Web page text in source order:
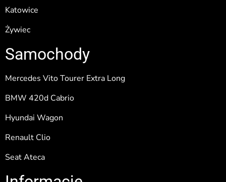
Katowice
Żywiec
Samochody
Mercedes Vito Tourer Extra Long
BMW 420d Cabrio
Hyundai Wagon
Renault Clio
Seat Ateca